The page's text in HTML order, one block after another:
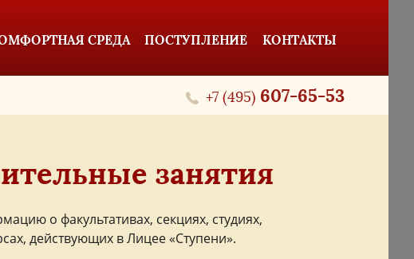
СРЕДА ПОСТУПЛЕНИЕ КОНТАКТЫ
+7 (495) 607-65-53
занятия
о факультативах, секциях, студиях,
действующих в Лицее «Ступени».